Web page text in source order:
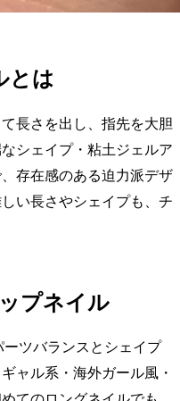
とは
長さを出し、指先を大胆
シェイプ・粘土ジェルア
存在感のある迫力派デザ
い長さやシェイプも、チ
プネイル
ーツバランスとシェイプ
ャル系・海外ガール風・